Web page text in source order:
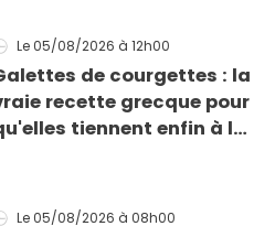
Le 05/08/2026 à 12h00
de courgettes : la
recette grecque pour
tiennent enfin à la
Le 05/08/2026 à 08h00